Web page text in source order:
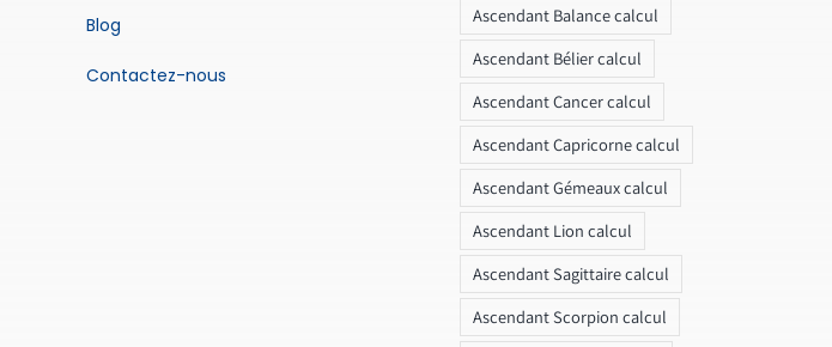
Blog
Contactez-nous
Ascendant Balance calcul
Ascendant Bélier calcul
Ascendant Cancer calcul
Ascendant Capricorne calcul
Ascendant Gémeaux calcul
Ascendant Lion calcul
Ascendant Sagittaire calcul
Ascendant Scorpion calcul